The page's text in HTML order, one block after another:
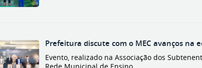
Prefeitura discute com o MEC avanços na
Evento, realizado na Associação dos